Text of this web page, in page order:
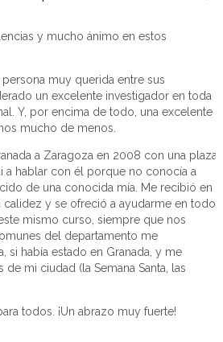
y mucho ánimo en estos
muy querida entre sus
un excelente investigador en toda
Y, por encima de todo, una excelente
mucho de menos.
a Zaragoza en 2008 con una plaza
a hablar con él porque no conocía a
de una conocida mía. Me recibió en
y se ofreció a ayudarme en todo
mismo curso, siempre que nos
del departamento me
si había estado en Granada, y me
mi ciudad (la Semana Santa, las
todos. ¡Un abrazo muy fuerte!